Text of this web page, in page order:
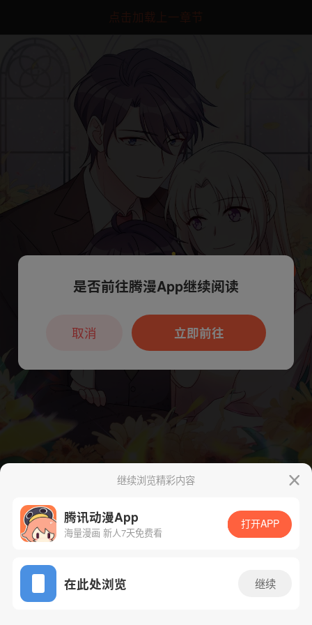
点击加载上一章节
App免费看
下一话 腾漫App免费看
继续浏览精彩内容
腾讯动漫App
海量漫画 新人7天免费看
打开APP
在此处浏览 继续
本章节仅支持App阅读，可打开App新用
户7天免费看
是否前往腾漫App继续阅读
立即前往
取消